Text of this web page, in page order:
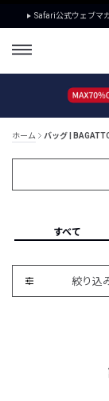
Safari公式ウェブマ
ホーム バッグ |
すべて
絞り込